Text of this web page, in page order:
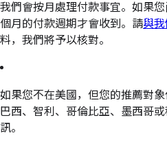
我們會按月處理付款事宜。如果
個月的付款週期才會收到。請與
料，我們將予以核對。
如果您不在美國，但您的推薦對象
巴西、智利、哥倫比亞、墨西哥
訊。